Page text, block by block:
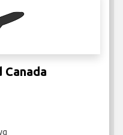
Canada